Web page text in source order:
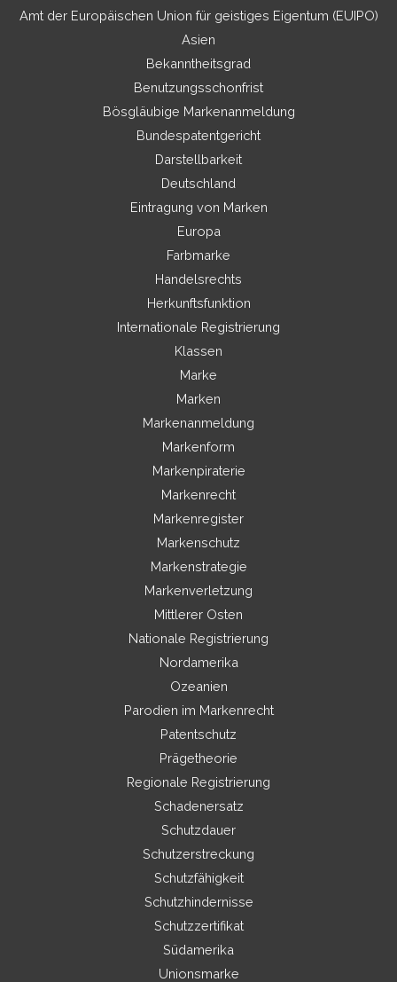
Amt der Europäischen Union für geistiges Eigentum (EUIPO)
Asien
Bekanntheitsgrad
Benutzungsschonfrist
Bösgläubige Markenanmeldung
Bundespatentgericht
Darstellbarkeit
Deutschland
Eintragung von Marken
Europa
Farbmarke
Handelsrechts
Herkunftsfunktion
Internationale Registrierung
Klassen
Marke
Marken
Markenanmeldung
Markenform
Markenpiraterie
Markenrecht
Markenregister
Markenschutz
Markenstrategie
Markenverletzung
Mittlerer Osten
Nationale Registrierung
Nordamerika
Ozeanien
Parodien im Markenrecht
Patentschutz
Prägetheorie
Regionale Registrierung
Schadenersatz
Schutzdauer
Schutzerstreckung
Schutzfähigkeit
Schutzhindernisse
Schutzzertifikat
Südamerika
Unionsmarke